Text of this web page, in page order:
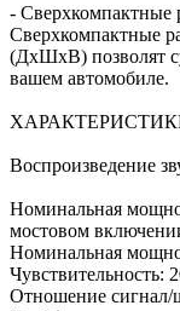
- Сверхкомпактные
Сверхкомпактные
(ДхШхВ) позволят
вашем автомобиле.
Воспроизведение
Номинальная
мостовом
Номинальная
Чувствительность:
Отношение